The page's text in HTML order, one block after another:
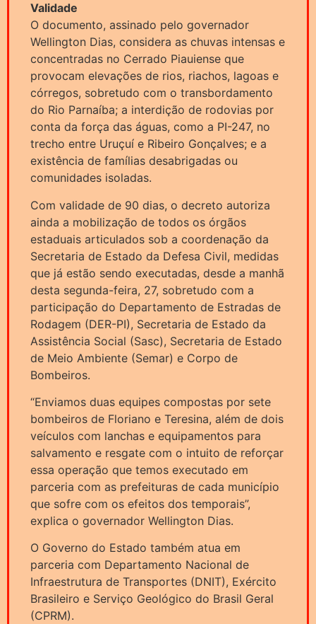
Validade
O documento, assinado pelo governador
Wellington Dias, considera as chuvas intensas e
concentradas no Cerrado Piauiense que
provocam elevações de rios, riachos, lagoas e
córregos, sobretudo com o transbordamento
do Rio Parnaíba; a interdição de rodovias por
conta da força das águas, como a PI-247, no
trecho entre Uruçuí e Ribeiro Gonçalves; e a
existência de famílias desabrigadas ou
comunidades isoladas.
Com validade de 90 dias, o decreto autoriza
ainda a mobilização de todos os órgãos
estaduais articulados sob a coordenação da
Secretaria de Estado da Defesa Civil, medidas
que já estão sendo executadas, desde a manhã
desta segunda-feira, 27, sobretudo com a
participação do Departamento de Estradas de
Rodagem (DER-PI), Secretaria de Estado da
Assistência Social (Sasc), Secretaria de Estado
de Meio Ambiente (Semar) e Corpo de
Bombeiros.
“Enviamos duas equipes compostas por sete
bombeiros de Floriano e Teresina, além de dois
veículos com lanchas e equipamentos para
salvamento e resgate com o intuito de reforçar
essa operação que temos executado em
parceria com as prefeituras de cada município
que sofre com os efeitos dos temporais”,
explica o governador Wellington Dias.
O Governo do Estado também atua em
parceria com Departamento Nacional de
Infraestrutura de Transportes (DNIT), Exército
Brasileiro e Serviço Geológico do Brasil Geral
(CPRM).